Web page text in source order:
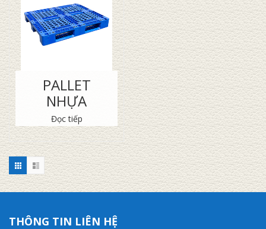
PALLET
NHỰA
Đọc tiếp
THÔNG TIN LIÊN HỆ